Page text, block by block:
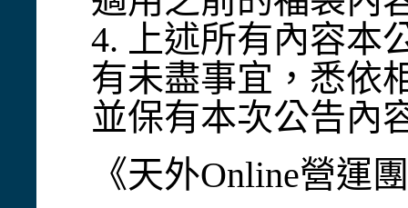
4. 上述所有內容本
有未盡事宜，悉依
並保有本次公告內
《天外Online營運